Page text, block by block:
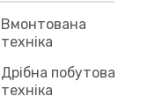
Вмонтована
техніка
Дрібна побутова
техніка